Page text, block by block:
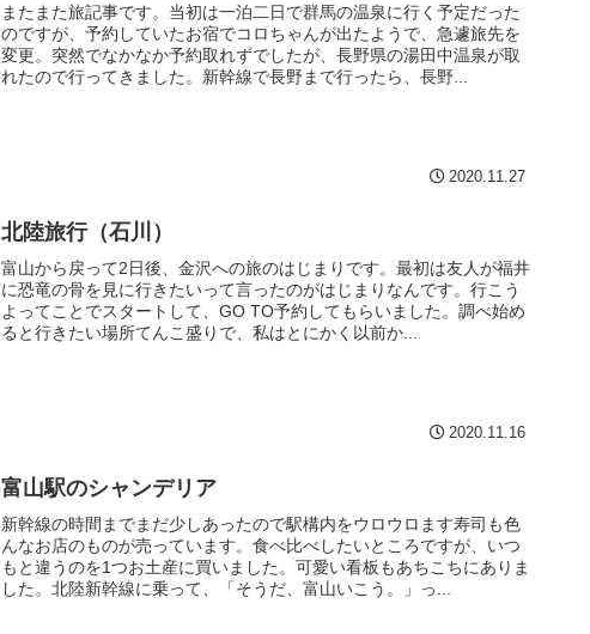
またまた旅記事です。当初は一泊二日で群馬の温泉に行く予定だった
のですが、予約していたお宿でコロちゃんが出たようで、急遽旅先を
変更。突然でなかなか予約取れずでしたが、長野県の湯田中温泉が取
れたので行ってきました。新幹線で長野まで行ったら、長野...
2020.11.27
北陸旅行（石川）
富山から戻って2日後、金沢への旅のはじまりです。最初は友人が福井
に恐竜の骨を見に行きたいって言ったのがはじまりなんです。行こう
よってことでスタートして、GO TO予約してもらいました。調べ始め
ると行きたい場所てんこ盛りで、私はとにかく以前か...
2020.11.16
富山駅のシャンデリア
新幹線の時間までまだ少しあったので駅構内をウロウロます寿司も色
んなお店のものが売っています。食べ比べしたいところですが、いつ
もと違うのを1つお土産に買いました。可愛い看板もあちこちにありま
した。北陸新幹線に乗って、「そうだ、富山いこう。」っ...